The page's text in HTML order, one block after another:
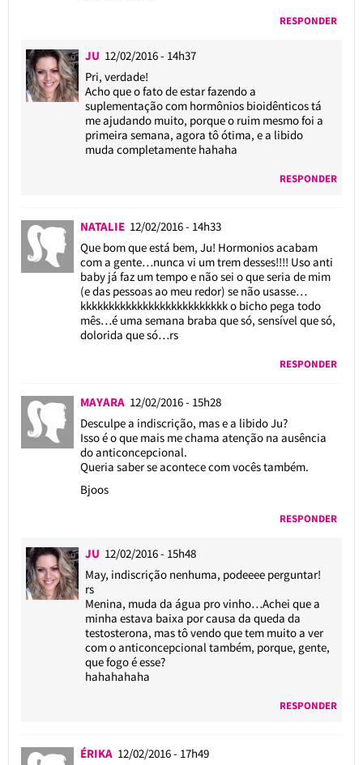
RESPONDER
JU 12/02/2016 - 14h37
Pri, verdade!
Acho que o fato de estar fazendo a
suplementação com hormônios bioidênticos tá
me ajudando muito, porque o ruim mesmo foi a
primeira semana, agora tô ótima, e a libido
muda completamente hahaha
RESPONDER
NATALIE 12/02/2016 - 14h33
Que bom que está bem, Ju! Hormonios acabam
com a gente…nunca vi um trem desses!!!! Uso anti
baby já faz um tempo e não sei o que seria de mim
(e das pessoas ao meu redor) se não usasse…
kkkkkkkkkkkkkkkkkkkkkkkkkk o bicho pega todo
mês…é uma semana braba que só, sensível que só,
dolorida que só…rs
RESPONDER
MAYARA 12/02/2016 - 15h28
Desculpe a indiscrição, mas e a libido Ju?
Isso é o que mais me chama atenção na ausência
do anticoncepcional.
Queria saber se acontece com vocês também.
Bjoos
RESPONDER
JU 12/02/2016 - 15h48
May, indiscrição nenhuma, podeeee perguntar!
rs
Menina, muda da água pro vinho…Achei que a
minha estava baixa por causa da queda da
testosterona, mas tô vendo que tem muito a ver
com o anticoncepcional também, porque, gente,
que fogo é esse?
hahahahaha
RESPONDER
ÉRIKA 12/02/2016 - 17h49